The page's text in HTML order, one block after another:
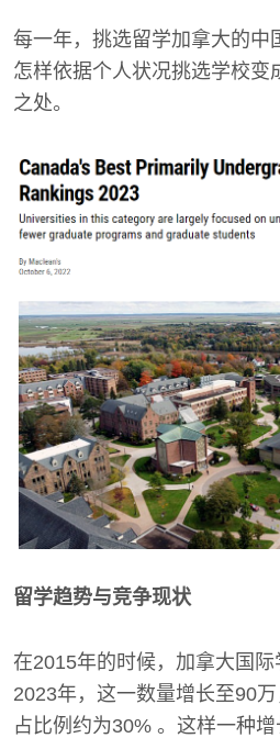
每一年，挑选留学加拿大的中
怎样依据个人状况挑选学校变
之处。
留学趋势与竞争现状
在2015年的时候，加拿大国
2023年，这一数量增长至90
占比例约为30% 。这样一种